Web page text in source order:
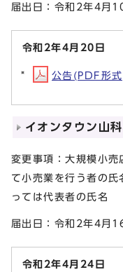
届出日：令和2年4月
令和2年4月20日
公告(PDF形
イオンタウン山
変更事項：大規模小売
て小売業を行う者の氏
っては代表者の氏名
届出日：令和2年4月
令和2年4月24日